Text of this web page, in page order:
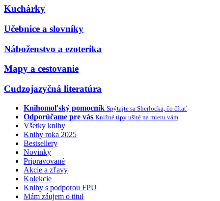
Kuchárky
Učebnice a slovníky
Náboženstvo a ezoterika
Mapy a cestovanie
Cudzojazyčná literatúra
Knihomoľský pomocník Spýtajte sa Sherlocka, čo čítať
Odporúčame pre vás Knižné tipy ušité na mieru vám
Všetky knihy
Knihy roka 2025
Bestsellery
Novinky
Pripravované
Akcie a zľavy
Kolekcie
Knihy s podporou FPU
Mám záujem o titul